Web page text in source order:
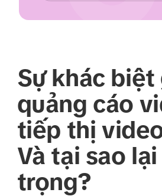
Sự khác biệt
quảng cáo
tiếp thị
Và tại sao
trọng?